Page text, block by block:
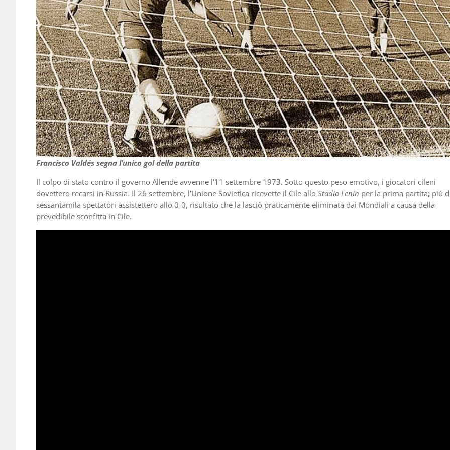
Francisco Valdés segna l’unico gol della partita
Il colpo di stato contro il governo Allende avvenne l’11 settembre 1973. Sotto questo peso emotivo, i giocatori cileni
dovettero recarsi in Russia. Il 26 settembre, l’Unione Sovietica ricevette il Cile allo Stadio Lenin per la prima partita; più
sessantamila spettatori assistettero allo 0-0, risultato che la lasciò praticamente eliminata dai Mondiali a causa della
prevedibile sconfitta in Cile.